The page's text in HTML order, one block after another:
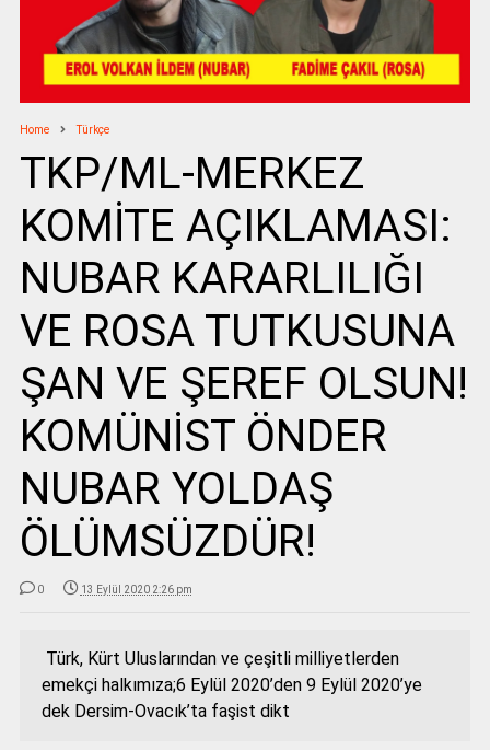
Home Türkçe
TKP/ML-MERKEZ
KOMİTE AÇIKLAMASI:
NUBAR KARARLILIĞI
VE ROSA TUTKUSUNA
ŞAN VE ŞEREF OLSUN!
KOMÜNİST ÖNDER
NUBAR YOLDAŞ
ÖLÜMSÜZDÜR!
0 13 Eylül 2020 2:26 pm
Türk, Kürt Uluslarından ve çeşitli milliyetlerden
emekçi halkımıza;6 Eylül 2020’den 9 Eylül 2020’ye
dek Dersim-Ovacık’ta faşist dikt